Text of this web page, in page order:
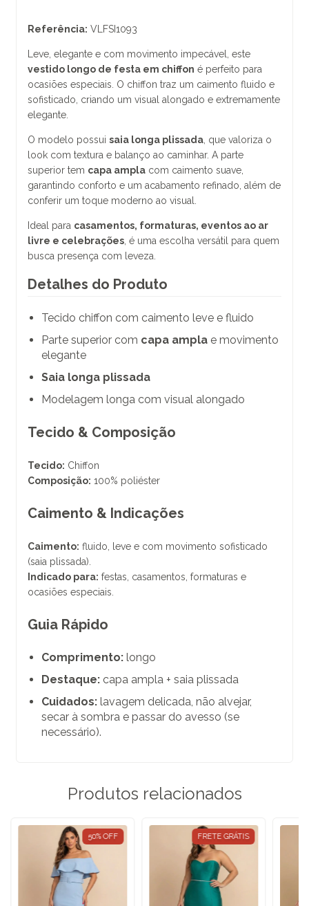
Referência: VLFSI1093
Leve, elegante e com movimento impecável, este
vestido longo de festa em chiffon é perfeito para
ocasiões especiais. O chiffon traz um caimento fluido e
sofisticado, criando um visual alongado e extremamente
elegante.
O modelo possui saia longa plissada , que valoriza o
look com textura e balanço ao caminhar. A parte
superior tem capa ampla com caimento suave,
garantindo conforto e um acabamento refinado, além de
conferir um toque moderno ao visual.
Ideal para casamentos, formaturas, eventos ao ar
livre e celebrações , é uma escolha versátil para quem
busca presença com leveza.
Detalhes do Produto
Tecido chiffon com caimento leve e fluido
Parte superior com capa ampla e movimento
elegante
Saia longa plissada
Modelagem longa com visual alongado
Tecido & Composição
Tecido: Chiffon
Composição: 100% poliéster
Caimento & Indicações
Caimento: fluido, leve e com movimento sofisticado
(saia plissada).
Indicado para: festas, casamentos, formaturas e
ocasiões especiais.
Guia Rápido
Comprimento: longo
Destaque: capa ampla + saia plissada
Cuidados: lavagem delicada, não alvejar,
secar à sombra e passar do avesso (se
necessário).
Produtos relacionados
50%OFF FRETE GRÁTIS